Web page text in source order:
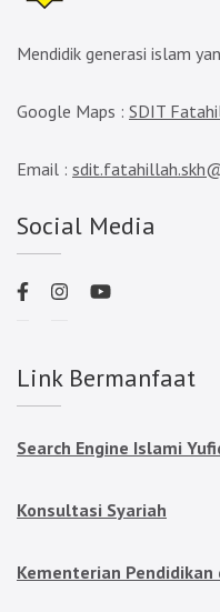
Mendidik generasi islam
Google Maps : SDIT
Email :
Social Media
Link Bermanfaat
Search Engine Islami
Konsultasi Syariah
Kementerian Pendidikan